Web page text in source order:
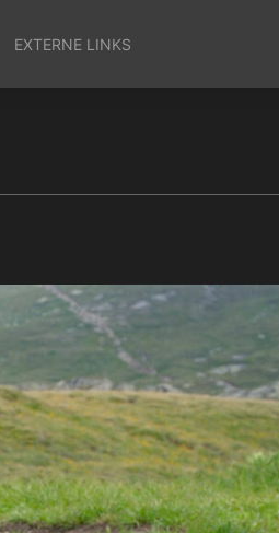
EXTERNE LINKS